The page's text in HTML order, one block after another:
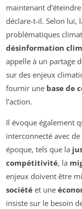
maintenant
déclare-t-il. Selon lui,
problématiques
désinformation
appelle à un partage
sur des enjeux
fournir une base de
l’action.
Il évoque également
interconnecté avec
époque, tels que la
compétitivité, la
enjeux doivent être
société et une
insiste sur le besoin